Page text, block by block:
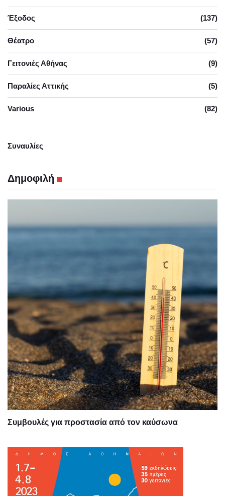
Έξοδος (137)
Θέατρο (57)
Γειτονιές Αθήνας (9)
Παραλίες Αττικής (5)
Various (82)
Συναυλίες
Δημοφιλή
Συμβουλές για προστασία από τον καύσωνα